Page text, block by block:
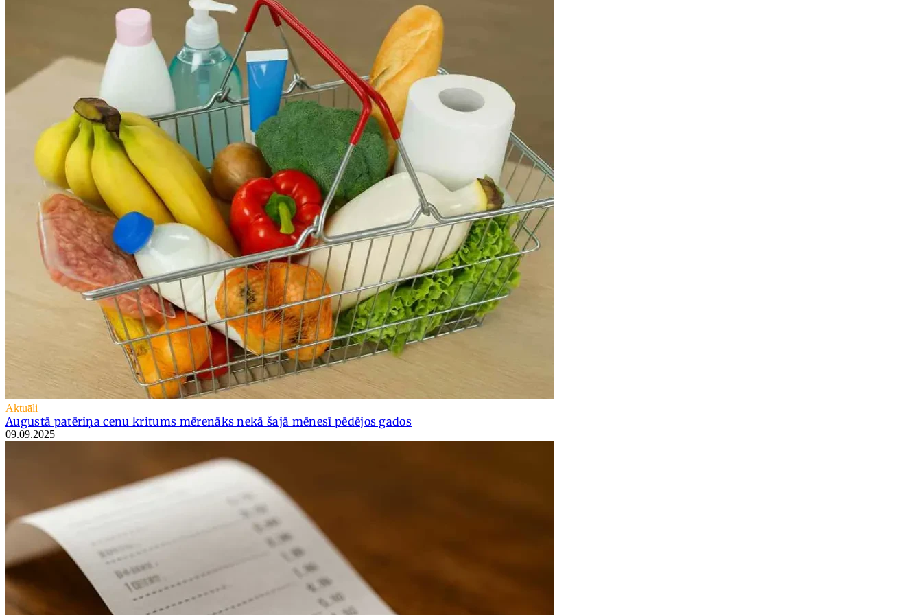
Aktuāli
Augustā patēriņa cenu kritums mērenāks nekā šajā mēnesī pēdējos gados
09.09.2025